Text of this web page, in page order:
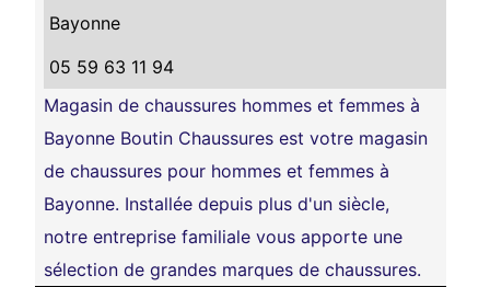
Bayonne
05 59 63 11 94
Magasin de chaussures hommes et femmes à
Bayonne Boutin Chaussures est votre magasin
de chaussures pour hommes et femmes à
Bayonne. Installée depuis plus d'un siècle,
notre entreprise familiale vous apporte une
sélection de grandes marques de chaussures.